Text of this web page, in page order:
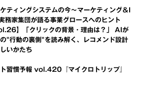
ティングシステムの今～マーケティング＆I
務家集団が語る事業グロースへのヒント
】「クリックの背景・理由は？」 AIが
"行動の裏側"を読み解く、レコメンド設計
いかたち
ト習慣予報 vol.420『マイクロトリップ』